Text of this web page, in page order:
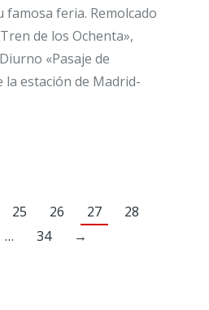
famosa feria. Remolcado
de los Ochenta»,
«Pasaje de
la estación de Madrid-
25 26 27
28
… 34 →